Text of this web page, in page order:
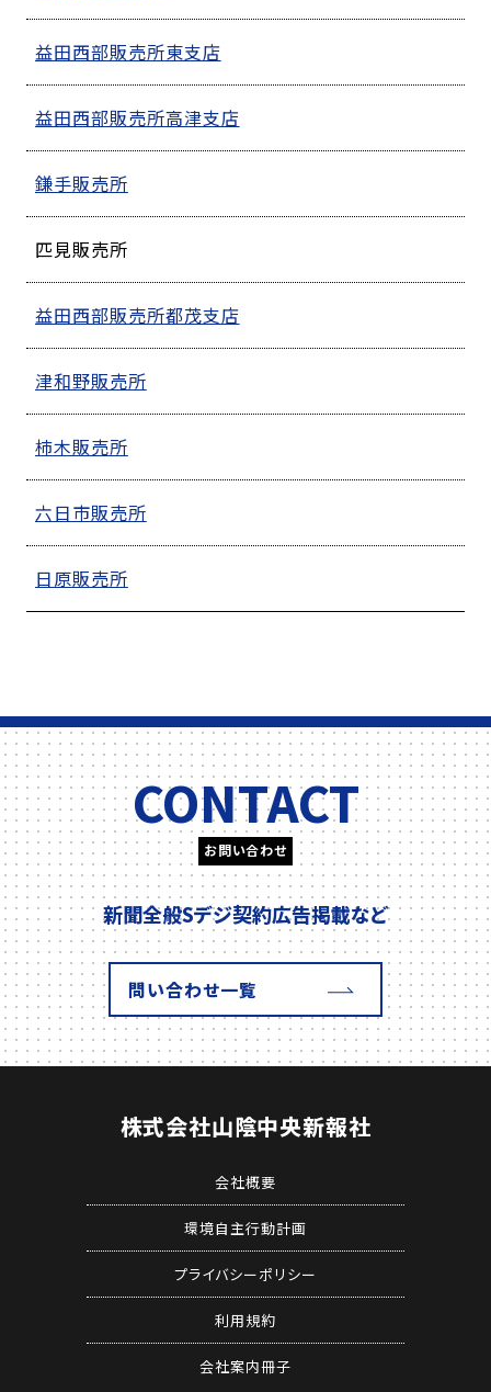
益田西部販売所東支店
益田西部販売所高津支店
鎌手販売所
匹見販売所
益田西部販売所都茂支店
津和野販売所
柿木販売所
六日市販売所
日原販売所
CONTACT
お問い合わせ
新聞全般Sデジ契約広告掲載など
問い合わせ一覧
株式会社山陰中央新報社
会社概要
環境自主行動計画
プライバシーポリシー
利用規約
会社案内冊子